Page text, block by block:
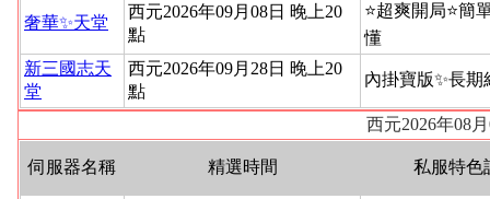
奢華✨天堂
西元2026年09月08日 晚上20
點
⭐超爽開局⭐簡
懂
新三國志天
堂
西元2026年09月28日 晚上20
點
內掛寶版✨長期
西元2026年08
伺服器名稱 精選時間 私服特色